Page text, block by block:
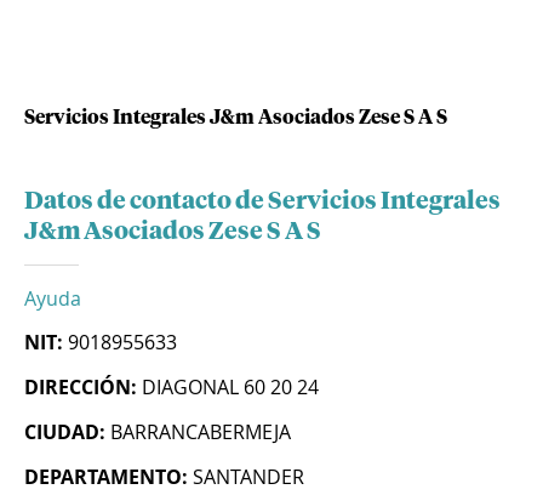
Servicios Integrales J&m Asociados Zese S A S
Datos de contacto de Servicios Integrales
J&m Asociados Zese S A S
Ayuda
NIT: 9018955633
DIRECCIÓN: DIAGONAL 60 20 24
CIUDAD: BARRANCABERMEJA
DEPARTAMENTO: SANTANDER